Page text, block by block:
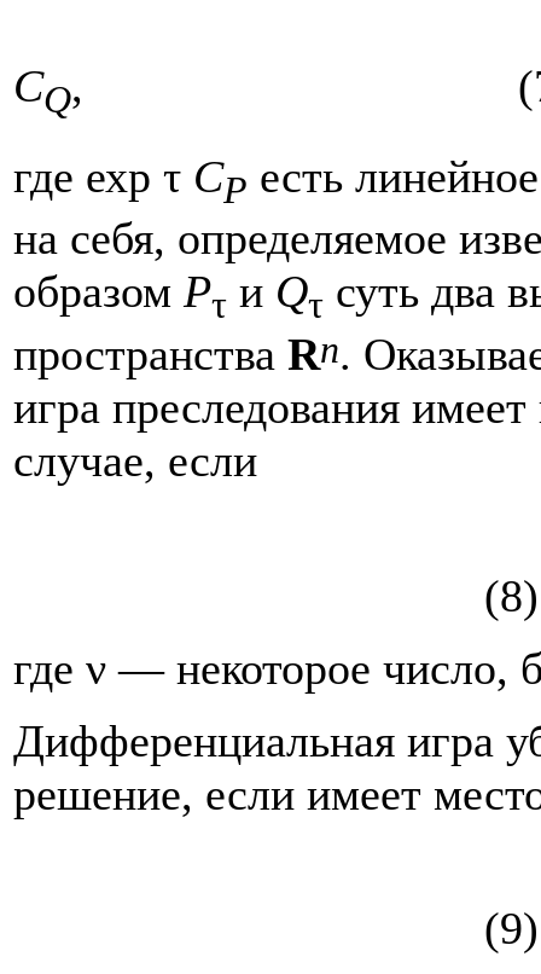
CQ,
где ехр τ CP есть
на себя, определяемое
образом Pτ и Qτ суть два
пространства Rn.
игра преследования
случае, если
(8)
где ν — некоторое число,
Дифференциальная игра
решение, если имеет
(9)